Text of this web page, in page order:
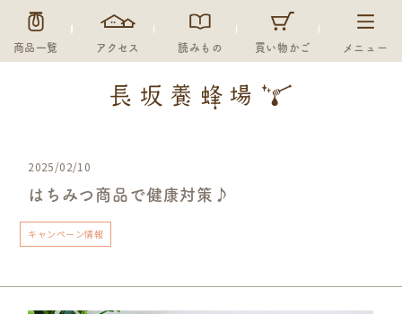
商品一覧 アクセス 読みもの 買い物かご メニュー
2025/02/10
はちみつ商品で健康対策♪
キャンペーン情報